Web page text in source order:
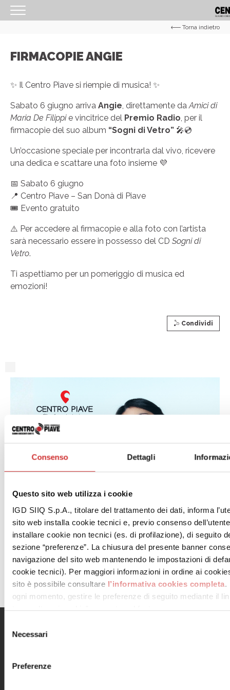
Consenso Dettagli
Questo sito web utilizza i cookie
IGD SIIQ S.p.A., titolare del trattamento dei dati, informa
sito web installa cookie tecnici e, previo consenso
installare cookie non tecnici (es. di profilazione), di seguito
sezione “preferenze”. La chiusura del presente banner
navigazione del sito web mantenendo le impostazioni di
cookie tecnici). Per maggiori informazioni in ordine ai
sito è possibile consultare l’informativa cookies completa
ogni momento, gestire le preferenze di seguito mediante il
delNecessari
Preferenze
ORARI
COME RAGGIUNGERCI
PROMOZIONI
EVENTI
SERVIZI
IL TUO BUSINESS AL CENTRO
Torna indietro
FIRMACOPIE ANGIE
✨ Il Centro Piave si riempie di musica! ✨
Sabato 6 giugno arriva Angie, direttamente daAmici di
Maria De Filippie vincitrice del Premio Radio, per il
firmacopie del suo album “Sogni di Vetro” 🎤💿
Un’occasione speciale per incontrarla dal vivo, ricevere
una dedica e scattare una foto insieme 💜
📅 Sabato 6 giugno
📍 Centro Piave – San Donà di Piave
🎟️ Evento gratuito
⚠️ Per accedere al firmacopie e alla foto con l’artista
sarà necessario essere in possesso del CD Sogni di
Vetro.
Ti aspettiamo per un pomeriggio di musica ed
emozioni!
Condividi
Orari
Dove siamo